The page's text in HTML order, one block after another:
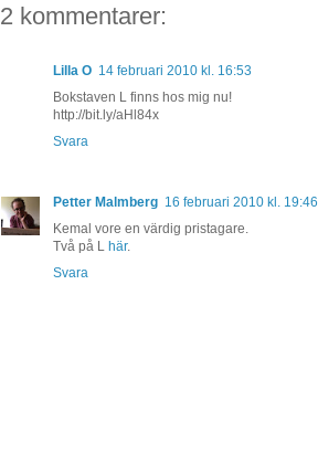
2 kommentarer:
Lilla O 14 februari 2010 kl. 16:53
Bokstaven L finns hos mig nu!
http://bit.ly/aHl84x
Svara
Petter Malmberg 16 februari 2010 kl. 19:46
Kemal vore en värdig pristagare.
Två på L här.
Svara